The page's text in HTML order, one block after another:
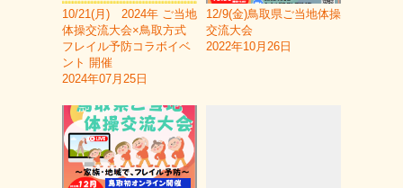
10/21(月) 2024年 ご当地
体操交流大会×鳥取方式
フレイル予防コラボイベ
ント 開催
2024年07月25日
12/9(金)鳥取県ご当地体操
交流大会
2022年10月26日